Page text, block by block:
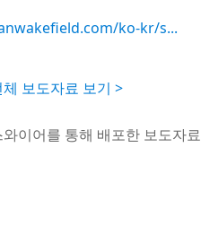
ko-kr/s...
보도자료 보기 >
와이어를 통해 배포한 보도자